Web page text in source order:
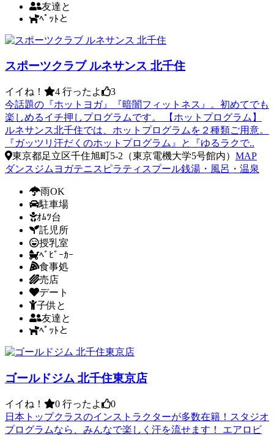
友達と
ﾍﾟｯﾄと
スポーツクラブ ルネサンス 北千住
イイね！ 4 行ったよ
3
今話題の『ホットヨガ』『暗闇フィットネス』。初めてでも
楽しめるイチ押しプログラムです。 【ホットプログラム】
ルネサンス北千住では、ホットプログラムを２種類ご用意。
『ガッツリ汗だくのホットプログラム』と『ゆるラクで..
東京都足立区千住旭町5-2（東京電機大学5号館内） MAP
ダンス ジム ヨガテニス ピラティスプール銭湯・風呂・温泉
雨OK
駐車場
ｵﾑﾂ台
託児所
授乳室
ﾍﾞﾋﾞｰｶｰ
食事処
売店
デート
子供と
友達と
ﾍﾟｯﾄと
ゴールドジム 北千住東京店
イイね！ 0 行ったよ
0
日本トップクラスのインストラクターが多数在籍！スタジオ
プログラムなら、みんなで楽しく汗を流せます！ エアロビ